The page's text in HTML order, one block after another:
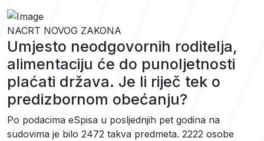
NACRT NOVOG ZAKONA
Umjesto neodgovornih roditelja,
alimentaciju će do punoljetnosti
plaćati država. Je li riječ tek o
predizbornom obećanju?
Po podacima eSpisa u posljednjih pet godina na
sudovima je bilo 2472 takva predmeta. 2222 osobe